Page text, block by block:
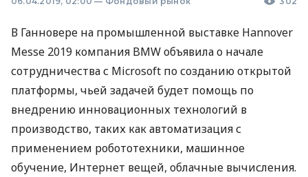
В Ганновере на промышленной выставке Hannover
Messe 2019 компания BMWобъявила о начале
сотрудничества с Microsoft по созданию открытой
платформы, чьей задачей будет помощь по
внедрению инновационных технологий в
производство, таких как автоматизация с
применением робототехники, машинное
обучение, Интернет вещей, облачные вычисления.